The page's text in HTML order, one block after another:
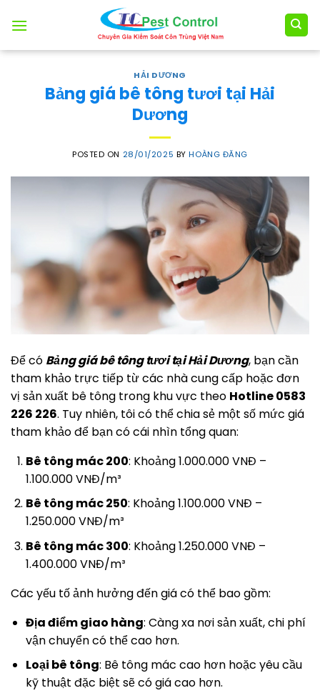
HẢI DƯƠNG
Bảng giá bê tông tươi tại Hải
Dương
POSTED ON 28/01/2025 BYHOÀNG ĐĂNG
Để có Bảng giá bê tông tươi tại Hải Dương, bạn cần
tham khảo trực tiếp từ các nhà cung cấp hoặc đơn
vị sản xuất bê tông trong khu vực theo Hotline 0583
226 226. Tuy nhiên, tôi có thể chia sẻ một số mức giá
tham khảo để bạn có cái nhìn tổng quan:
Bê tông mác 200: Khoảng 1.000.000 VNĐ –
1.100.000 VNĐ/m³
Bê tông mác 250: Khoảng 1.100.000 VNĐ –
1.250.000 VNĐ/m³
Bê tông mác 300: Khoảng 1.250.000 VNĐ –
1.400.000 VNĐ/m³
Các yếu tố ảnh hưởng đến giá có thể bao gồm:
Địa điểm giao hàng: Càng xa nơi sản xuất, chi phí
vận chuyển có thể cao hơn.
Loại bê tông: Bê tông mác cao hơn hoặc yêu cầu
kỹ thuật đặc biệt sẽ có giá cao hơn.